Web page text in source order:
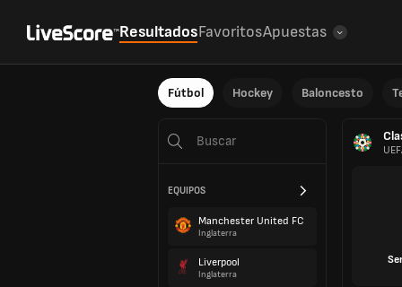
ResultadosFavoritosApuestas
Fútbol Hockey Baloncesto
EQUIPOS
Manchester United FC
Inglaterra
Liverpool
Inglaterra